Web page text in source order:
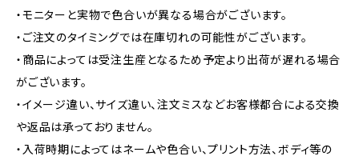
・モニターと実物で色合いが異なる場合がございます。
・ご注文のタイミングでは在庫切れの可能性がございます。
・商品によっては受注生産となるため予定より出荷が遅れる場合
がございます。
・イメージ違い、サイズ違い、注文ミスなどお客様都合による交換
や返品は承っておりません。
・入荷時期によってはネームや色合い、プリント方法、ボディ等の